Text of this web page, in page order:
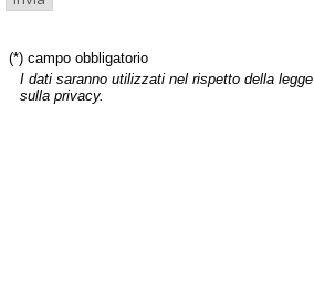
(*) campo obbligatorio
I dati saranno utilizzati nel rispetto della legge
sulla privacy.